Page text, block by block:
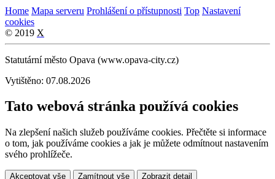
Home Mapa serveru Prohlášení o přístupnosti Top Nastavení
cookies
© 2019 X
Statutární město Opava (www.opava-city.cz)
Vytištěno: 07.08.2026
Tato webová stránka používá cookies
Na zlepšení našich služeb používáme cookies. Přečtěte si informace
o tom, jak používáme cookies a jak je můžete odmítnout nastavením
svého prohlížeče.
Akceptovat vše Zamítnout vše Zobrazit detail